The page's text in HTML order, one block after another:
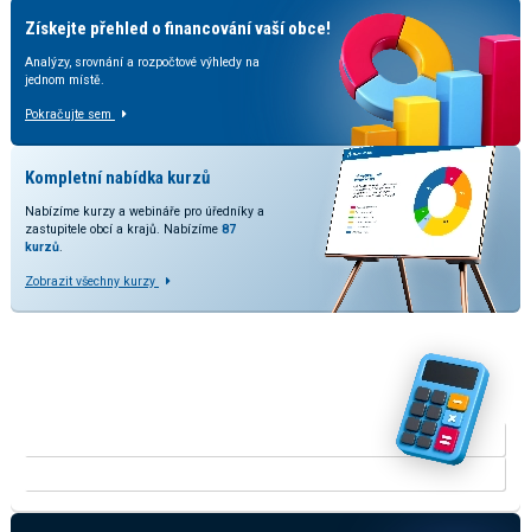
Získejte přehled o financování vaší obce!
Analýzy, srovnání a rozpočtové výhledy na
jednom místě.
Pokračujte sem
Kompletní nabídka kurzů
Nabízíme kurzy a webináře pro úředníky a
zastupitele obcí a krajů. Nabízíme 87
kurzů
Zobrazit všechny kurzy